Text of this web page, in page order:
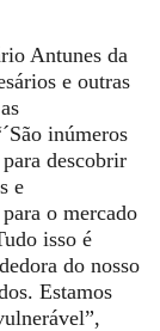
Antunes da
e outras
inúmeros
descobrir
e
o mercado
isso é
do nosso
Estamos